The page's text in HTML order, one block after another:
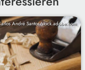
André Santos/stock.adobe.com